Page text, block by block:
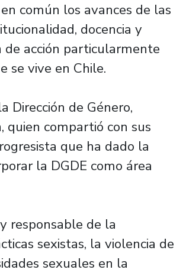
común los avances de las
docencia y
acción particularmente
se vive en Chile.
Dirección de Género,
quien compartió con sus
que ha dado la
la DGDE como área
responsable de la
sexistas, la violencia de
sexuales en la